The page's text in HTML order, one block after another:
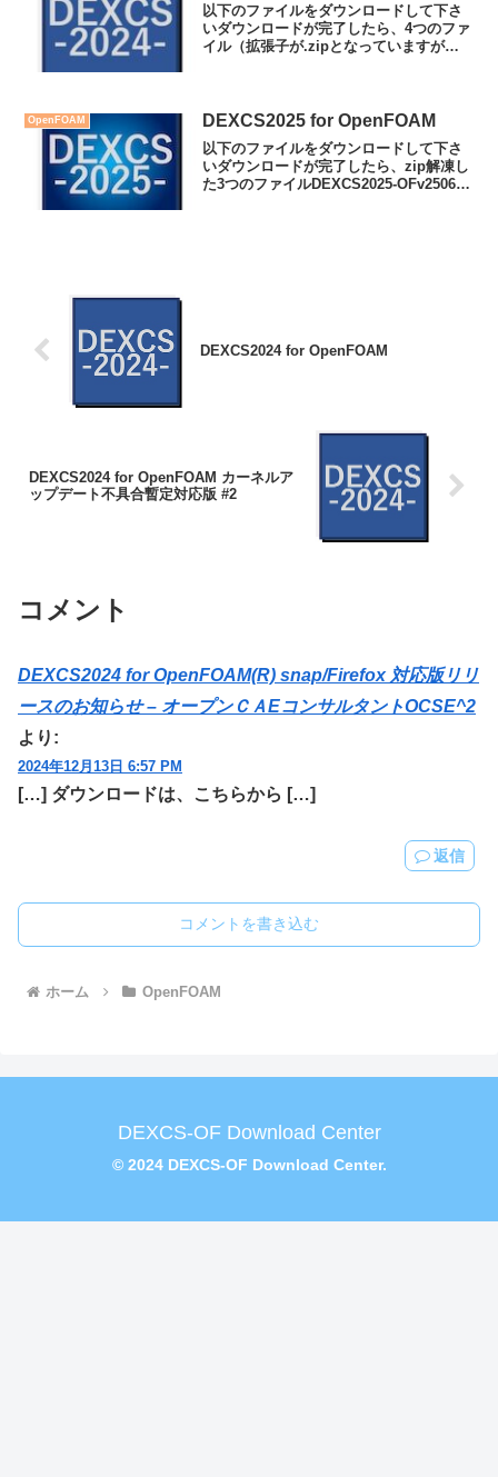
以下のファイルをダウンロードして下さ
いダウンロードが完了したら、4つのファ
イル（拡張子が.zipとなっていますが便
OpenFOAM DEXCS2025 for OpenFOAM
以下のファイルをダウンロードして下さ
いダウンロードが完了したら、zip解凍し
た3つのファイルDEXCS2025-OFv2506-
DEXCS2024 for OpenFOAM
DEXCS2024 for OpenFOAM カーネルア
ップデート不具合暫定対応版 #2
コメント
DEXCS2024 for OpenFOAM(R) snap/Firefox 対応版リリ
ースのお知らせ – オープンＣＡEコンサルタントOCSE^2
より:
2024年12月13日 6:57 PM
[…] ダウンロードは、こちらから […]
返信
コメントを書き込む
ホーム OpenFOAM
DEXCS-OF Download Center
© 2024 DEXCS-OF Download Center.